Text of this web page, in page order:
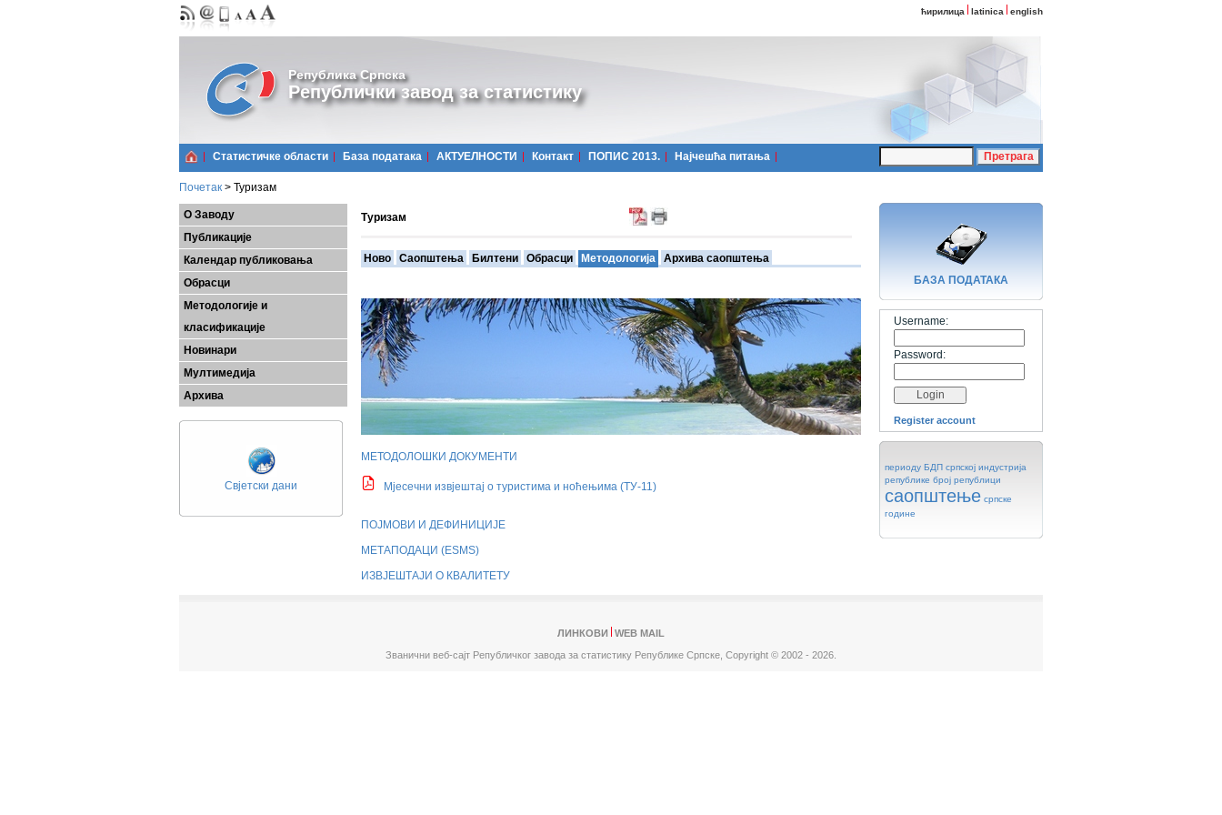
ћирилица latinica english
Република Српска
Републички завод за статистику
Статистичке области Базa података АКТУЕЛНОСТИ Контакт ПОПИС 2013. Најчешћa питања
Почетак > Туризам
О Заводу
Публикације
Календар публиковања
Обрасци
Методологије и
класификације
Новинари
Мултимедија
Архива
Свјетски дани
Туризам
Ново Саопштења Билтени Обрасци Методологија Архива саопштења
МЕТОДОЛОШКИ ДОКУМЕНТИ
Мјесечни извјештај о туристима и ноћењима (ТУ-11)
ПОЈМОВИ И ДЕФИНИЦИЈЕ
МЕТАПОДАЦИ (ESMS)
ИЗВЈЕШТАЈИ О КВАЛИТЕТУ
БАЗA ПОДАТАКА
Username:
Password:
Register account
периоду БДП српској индустрија
републике број републици
саопштење српске
године
ЛИНКОВИ
WEB MAIL
Званични веб-сајт Републичког завода за статистику Републике Српске, Copyright © 2002 - 2026.